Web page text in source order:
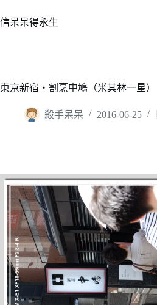
至
容
信呆呆得永生
東京新宿‧割烹中鳩（米其林一星）
殺手呆呆 2016-06-25